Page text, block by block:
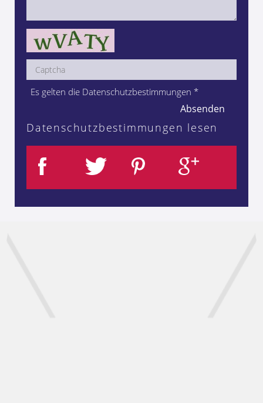
Es gelten die Datenschutzbestimmungen *
Absenden
Datenschutzbestimmungen lesen